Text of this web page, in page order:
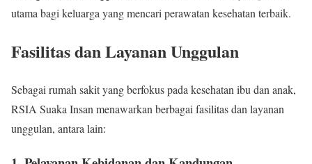
utama bagi keluarga yang mencari perawatan kesehatan terbaik.
Fasilitas dan Layanan Unggulan
Sebagai rumah sakit yang berfokus pada kesehatan ibu dan anak,
RSIA Suaka Insan menawarkan berbagai fasilitas dan layanan
unggulan, antara lain: